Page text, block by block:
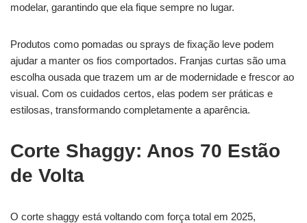
modelar, garantindo que ela fique sempre no lugar.
Produtos como pomadas ou sprays de fixação leve podem
ajudar a manter os fios comportados. Franjas curtas são uma
escolha ousada que trazem um ar de modernidade e frescor ao
visual. Com os cuidados certos, elas podem ser práticas e
estilosas, transformando completamente a aparência.
Corte Shaggy: Anos 70 Estão
de Volta
O corte shaggy está voltando com força total em 2025,